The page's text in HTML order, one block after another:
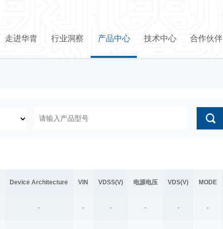
走进华胄 行业洞察 产品中心 技术中心 合作伙伴
Device Architecture VIN VDSS(V) 电源电压 VDS(V) MODE
- - - - - -